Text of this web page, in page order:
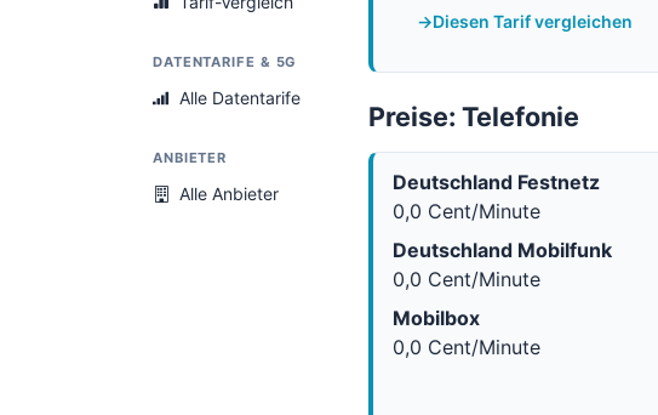
DATENTARIFE & 5G
Alle Datentarife
ANBIETER
Alle Anbieter
Diesen Tarif vergleichen
Preise: Telefonie
Deutschland Festnetz
0,0 Cent/Minute
Deutschland Mobilfunk
0,0 Cent/Minute
Mobilbox
0,0 Cent/Minute